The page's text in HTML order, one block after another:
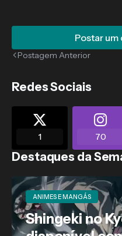
Postar
Postagem Anterior
Redes Sociais
1 70
Destaques da
ANIMES E MANGÁS
Shingeki no